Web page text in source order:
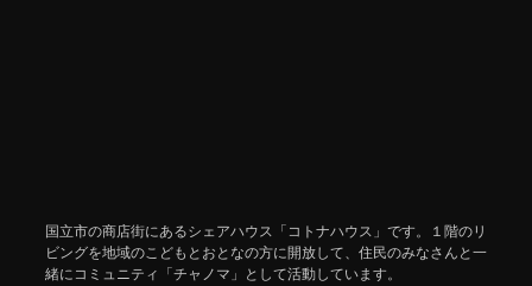
国立市の商店街にあるシェアハウス「コトナハウス」です。１階のリ
ビングを地域のこどもとおとなの方に開放して、住民のみなさんと一
緒にコミュニティ「チャノマ」として活動しています。